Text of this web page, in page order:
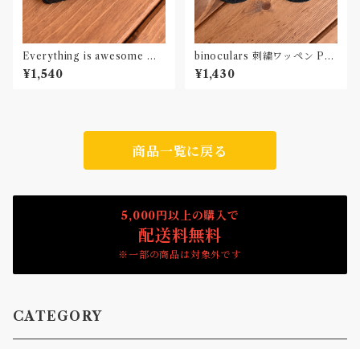
Everything is awesome 刺
繍ワッペン Patch
¥1,540
binoculars 刺繍ワッペン Pat
ch
¥1,430
商品一覧に戻る
5,000円以上の購入で
配送料無料
※一部の商品は対象外です
CATEGORY